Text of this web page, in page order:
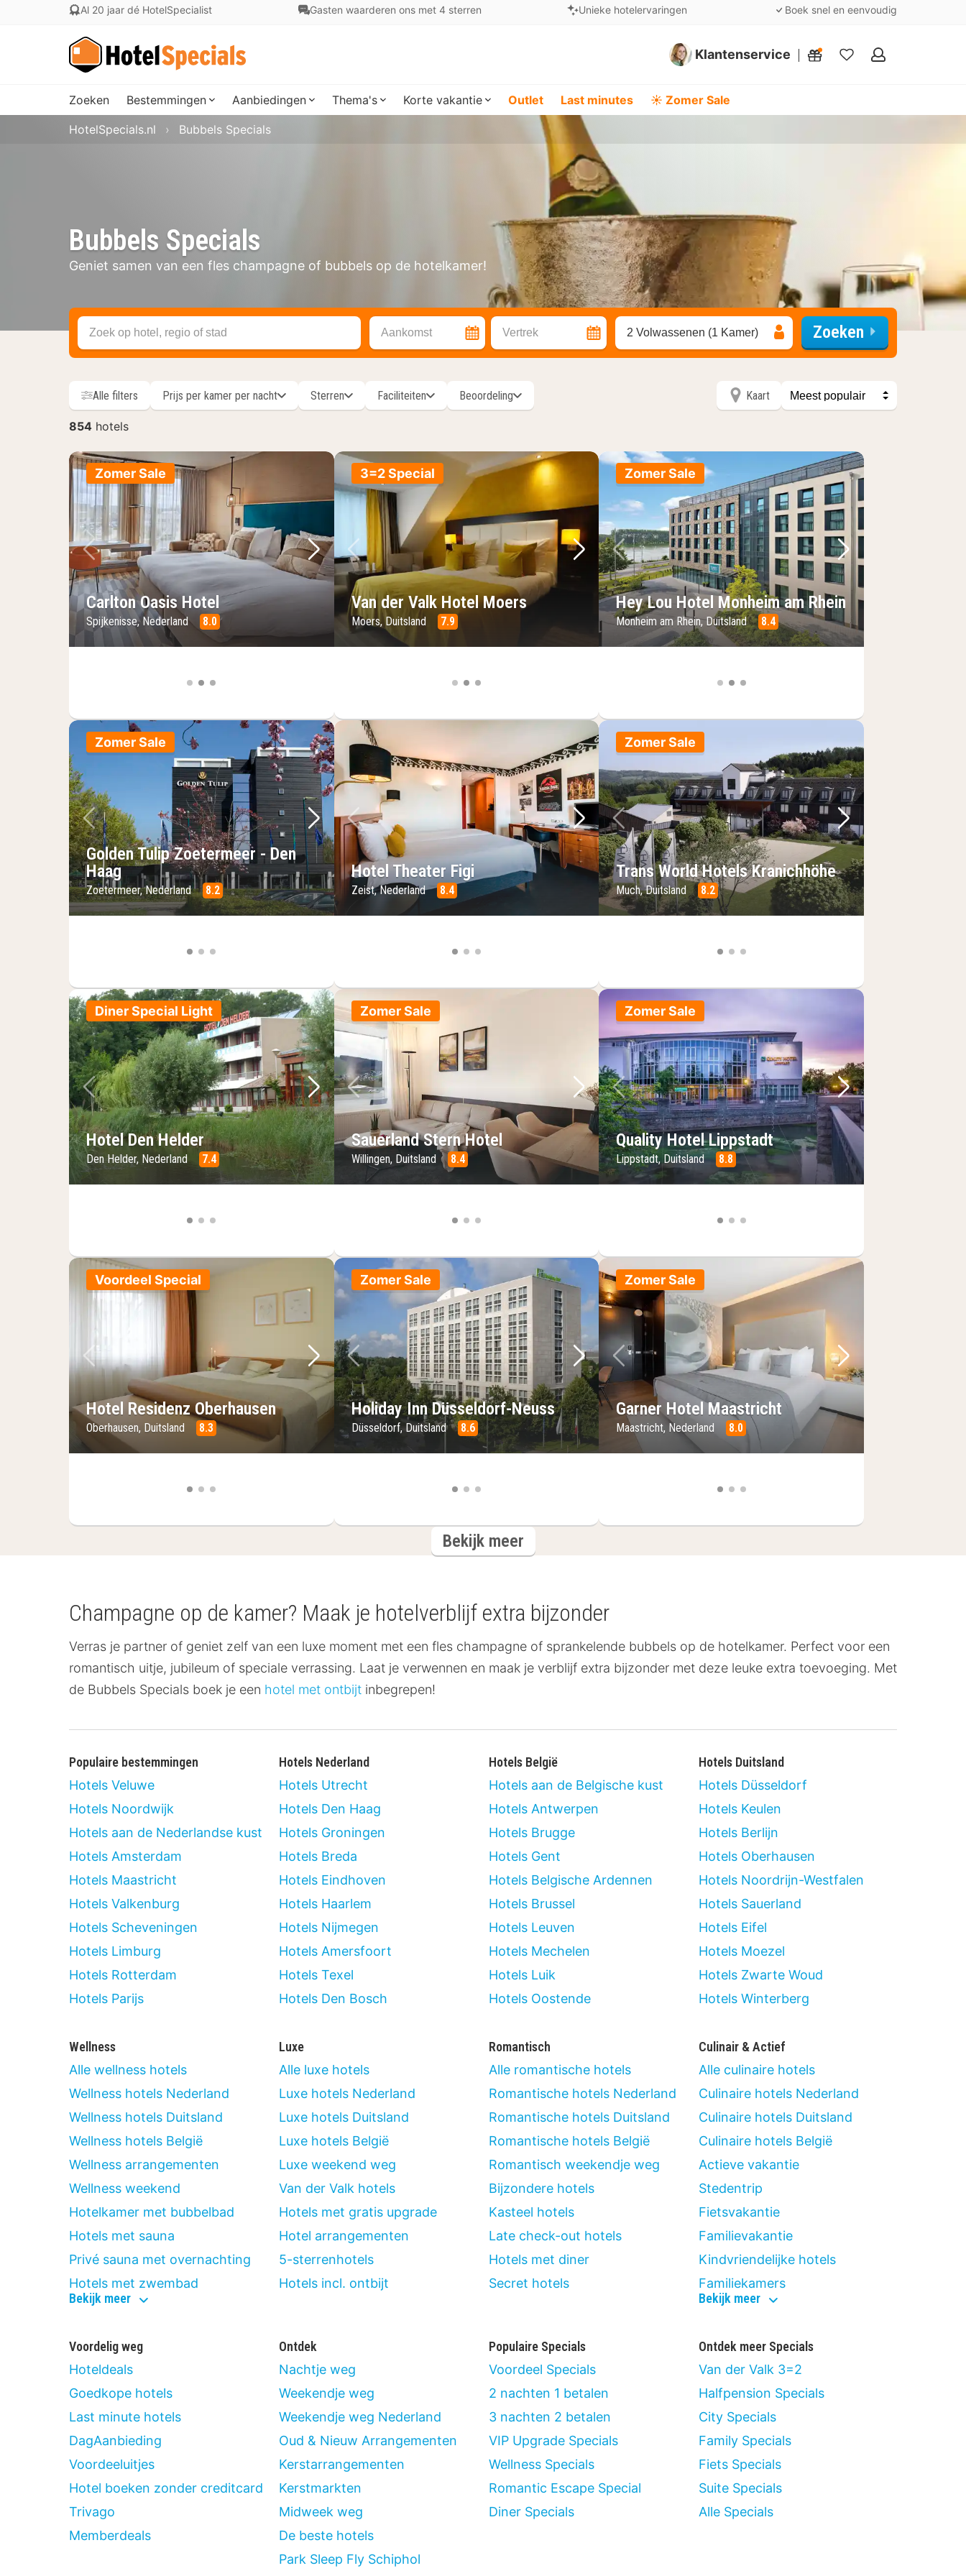
Al 20 jaar dé HotelSpecialist Gasten waarderen ons met 4 sterren Unieke hotelervaringen Boek snel en eenvoudig
Klantenservice
Mijn
Zoeken Bestemmingen Aanbiedingen Thema's Korte vakantie Outlet Last minutes ☀️ Zomer Sale
Bubbels Specials
Geniet samen van een fles champagne of bubbels op de hotelkamer!
HotelSpecials.nl Bubbels Specials
Zoek op hotel, regio of stad Aankomst Vertrek 2 Volwassenen (1 Kamer) Zoeken
Alle filters Prijs per kamer per nacht Sterren Faciliteiten Beoordeling Kaart Sorteer op
854 hotels
hotelsZomer Sale
Vorige foto
Volgende foto
Carlton Oasis Hotel
Spijkenisse, Nederland 8.0
3=2 Special
Vorige foto
Volgende foto
Van der Valk Hotel Moers
Moers, Duitsland 7.9
Zomer Sale
Vorige foto
Volgende foto
Hey Lou Hotel Monheim am Rhein
Monheim am Rhein, Duitsland 8.4
Zomer Sale
Vorige foto
Volgende foto
Golden Tulip Zoetermeer - Den
Haag
Zoetermeer, Nederland 8.2
Vorige foto
Volgende foto
Hotel Theater Figi
Zeist, Nederland 8.4
Zomer Sale
Vorige foto
Volgende foto
Trans World Hotels Kranichhöhe
Much, Duitsland 8.2
Diner Special Light
Vorige foto
Volgende foto
Hotel Den Helder
Den Helder, Nederland 7.4
Zomer Sale
Vorige foto
Volgende foto
Sauerland Stern Hotel
Willingen, Duitsland 8.4
Zomer Sale
Vorige foto
Volgende foto
Quality Hotel Lippstadt
Lippstadt, Duitsland 8.8
Voordeel Special
Vorige foto
Volgende foto
Hotel Residenz Oberhausen
Oberhausen, Duitsland 8.3
Zomer Sale
Vorige foto
Volgende foto
Holiday Inn Düsseldorf-Neuss
Düsseldorf, Duitsland 8.6
Zomer Sale
Vorige foto
Volgende foto
Garner Hotel Maastricht
Maastricht, Nederland 8.0
Bekijk meerhotels
Champagne op de kamer? Maak je hotelverblijf extra bijzonder
Verras je partner of geniet zelf van een luxe moment met een fles champagne of sprankelende bubbels op de hotelkamer. Perfect voor een
romantisch uitje, jubileum of speciale verrassing. Laat je verwennen en maak je verblijf extra bijzonder met deze leuke extra toevoeging. Met
de Bubbels Specials boek je een hotel met ontbijt inbegrepen!
Populaire bestemmingen
Hotels Veluwe
Hotels Noordwijk
Hotels aan de Nederlandse kust
Hotels Amsterdam
Hotels Maastricht
Hotels Valkenburg
Hotels Scheveningen
Hotels Limburg
Hotels Rotterdam
Hotels Parijs
Hotels Nederland
Hotels Utrecht
Hotels Den Haag
Hotels Groningen
Hotels Breda
Hotels Eindhoven
Hotels Haarlem
Hotels Nijmegen
Hotels Amersfoort
Hotels Texel
Hotels Den Bosch
Hotels België
Hotels aan de Belgische kust
Hotels Antwerpen
Hotels Brugge
Hotels Gent
Hotels Belgische Ardennen
Hotels Brussel
Hotels Leuven
Hotels Mechelen
Hotels Luik
Hotels Oostende
Hotels Duitsland
Hotels Düsseldorf
Hotels Keulen
Hotels Berlijn
Hotels Oberhausen
Hotels Noordrijn-Westfalen
Hotels Sauerland
Hotels Eifel
Hotels Moezel
Hotels Zwarte Woud
Hotels Winterberg
Wellness
Alle wellness hotels
Wellness hotels Nederland
Wellness hotels Duitsland
Wellness hotels België
Wellness arrangementen
Wellness weekend
Hotelkamer met bubbelbad
Hotels met sauna
Privé sauna met overnachting
Hotels met zwembad
Bekijk meerwellness
Luxe
Alle luxe hotels
Luxe hotels Nederland
Luxe hotels Duitsland
Luxe hotels België
Luxe weekend weg
Van der Valk hotels
Hotels met gratis upgrade
Hotel arrangementen
5-sterrenhotels
Hotels incl. ontbijt
Romantisch
Alle romantische hotels
Romantische hotels Nederland
Romantische hotels Duitsland
Romantische hotels België
Romantisch weekendje weg
Bijzondere hotels
Kasteel hotels
Late check-out hotels
Hotels met diner
Secret hotels
Culinair & Actief
Alle culinaire hotels
Culinaire hotels Nederland
Culinaire hotels Duitsland
Culinaire hotels België
Actieve vakantie
Stedentrip
Fietsvakantie
Familievakantie
Kindvriendelijke hotels
Familiekamers
Bekijk meerculinair
Voordelig weg
Hoteldeals
Goedkope hotels
Last minute hotels
DagAanbieding
Voordeeluitjes
Hotel boeken zonder creditcard
Trivago
Memberdeals
Ontdek
Nachtje weg
Weekendje weg
Weekendje weg Nederland
Oud & Nieuw Arrangementen
Kerstarrangementen
Kerstmarkten
Midweek weg
De beste hotels
Park Sleep Fly Schiphol
Populaire Specials
Voordeel Specials
2 nachten 1 betalen
3 nachten 2 betalen
VIP Upgrade Specials
Wellness Specials
Romantic Escape Special
Diner Specials
Ontdek meer Specials
Van der Valk 3=2
Halfpension Specials
City Specials
Family Specials
Fiets Specials
Suite Specials
Alle Specials